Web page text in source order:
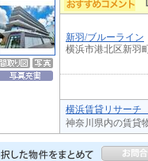
新羽/ブルーライン
横浜市港北区新羽
横浜賃貸リサーチ
神奈川県内の賃貸